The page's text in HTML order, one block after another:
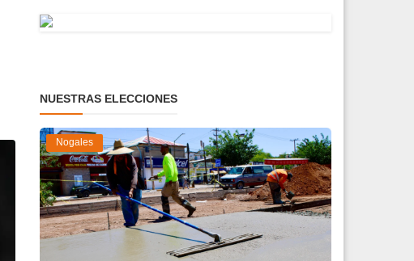
NUESTRAS ELECCIONES
Nogales